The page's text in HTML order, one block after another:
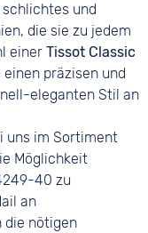
und
die sie zu jedem
einer Tissot Classic
präzisen und
eleganten Stil an
uns im Sortiment
Möglichkeit
40 zu
an
die nötigen